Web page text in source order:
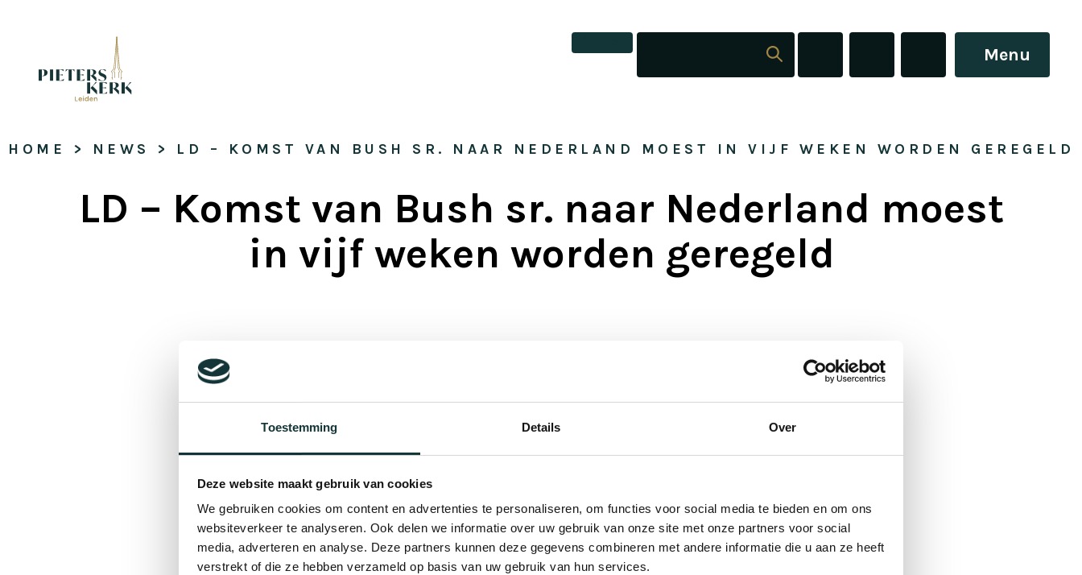
Toestemming Details Over
Deze website maakt gebruik van cookies
We gebruiken cookies om content en advertenties te personaliseren, om functies voor social media te bieden en om ons
websiteverkeer te analyseren. Ook delen we informatie over uw gebruik van onze site met onze partners voor social
media, adverteren en analyse. Deze partners kunnen deze gegevens combineren met andere informatie die u aan ze heeft
verstrekt of die ze hebben verzameld op basis van uw gebruik van hun services.
Menu
HOME > NEWS > LD – KOMST VAN BUSH SR. NAAR NEDERLAND MOEST IN VIJF WEKEN WORDEN GEREGELD
LD – Komst van Bush sr. naar Nederland moest
in vijf weken worden geregeld